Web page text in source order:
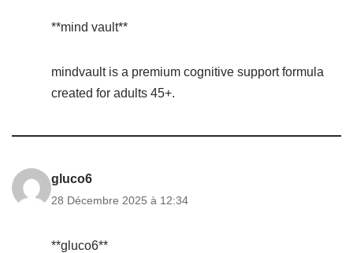
**mind vault**
mindvault is a premium cognitive support formula
created for adults 45+.
gluco6
28 Décembre 2025 à 12:34
**gluco6**